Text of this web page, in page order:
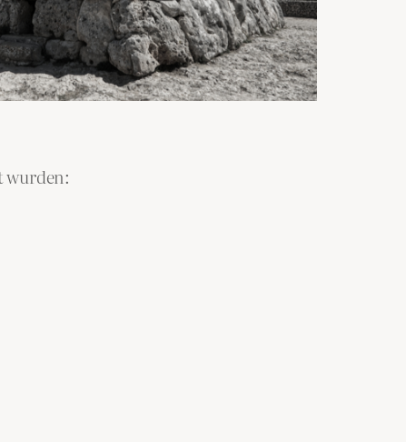
wurden: